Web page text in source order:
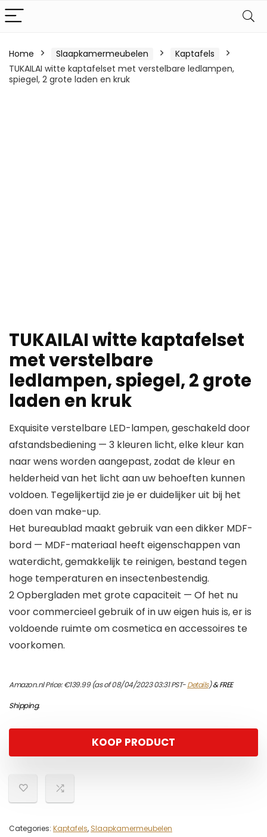
Home Slaapkamermeubelen
Kaptafels
TUKAILAI witte kaptafelset met verstelbare ledlampen,
spiegel, 2 grote laden en kruk
TUKAILAI witte kaptafelset
met verstelbare
ledlampen, spiegel, 2 grote
laden en kruk
Exquisite verstelbare LED-lampen, geschakeld door
afstandsbediening — 3 kleuren licht, elke kleur kan
naar wens worden aangepast, zodat de kleur en
helderheid van het licht aan uw behoeften kunnen
voldoen. Tegelijkertijd zie je er duidelijker uit bij het
doen van make-up.
Het bureaublad maakt gebruik van een dikker MDF-
bord — MDF-materiaal heeft eigenschappen van
waterdicht, gemakkelijk te reinigen, bestand tegen
hoge temperaturen en insectenbestendig.
2 Opbergladen met grote capaciteit — Of het nu
voor commercieel gebruik of in uw eigen huis is, er is
voldoende ruimte om cosmetica en accessoires te
voorkomen.
Amazon.nl Price:€139.99(as of 08/04/2023 03:31 PST-Details)&FREE
Shipping.
KOOP PRODUCT
Categories: Kaptafels, Slaapkamermeubelen